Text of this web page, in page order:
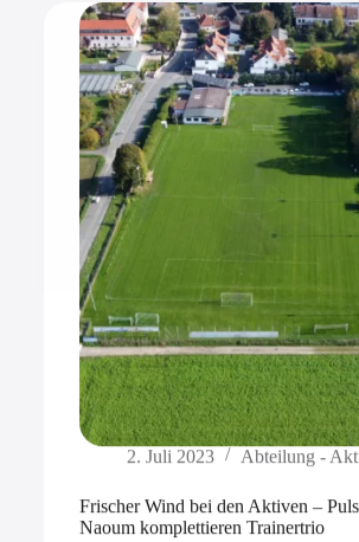
2. Juli 2023 Abteilung -
Frischer Wind bei den Aktiven –
Naoum komplettieren Trainertrio